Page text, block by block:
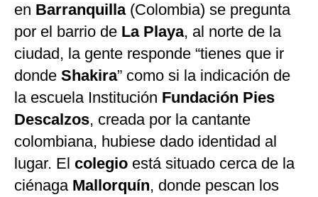
en Barranquilla (Colombia) se pregunta
por el barrio de La Playa, al norte de la
ciudad, la gente responde “tienes que ir
donde Shakira” como si la indicación de
la escuela Institución Fundación Pies
Descalzos, creada por la cantante
colombiana, hubiese dado identidad al
lugar. El colegio está situado cerca de la
ciénaga Mallorquín, donde pescan los